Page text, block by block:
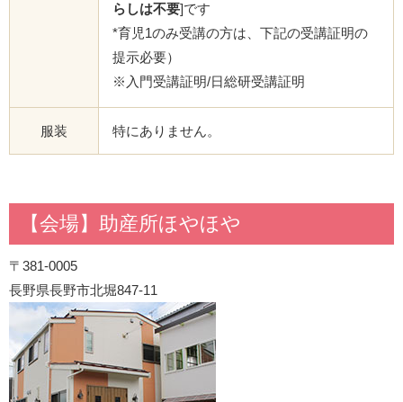
らしは不要]です
*育児1のみ受講の方は、下記の受講証明の
提示必要）
※入門受講証明/日総研受講証明
服装 特にありません。
【会場】助産所ほやほや
〒381-0005
長野県長野市北堀847-11